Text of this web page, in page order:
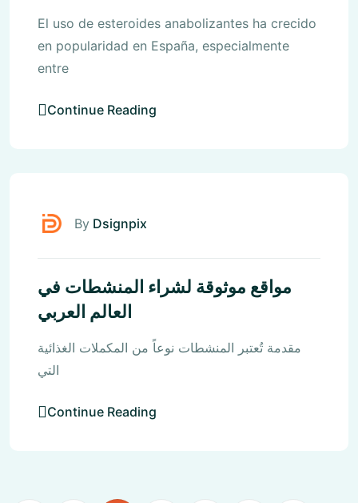
El uso de esteroides anabolizantes ha crecido
en popularidad en España, especialmente
entre
Continue Reading
By Dsignpix
مواقع موثوقة لشراء المنشطات في
العالم العربي
مقدمة تُعتبر المنشطات نوعاً من المكملات الغذائية
التي
Continue Reading